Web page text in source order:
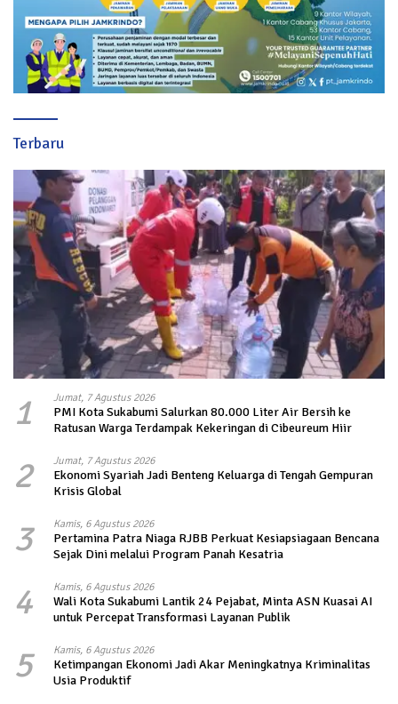
Terbaru
1 Jumat, 7 Agustus 2026
PMI Kota Sukabumi Salurkan 80.000 Liter Air Bersih ke
Ratusan Warga Terdampak Kekeringan di Cibeureum Hiir
2 Jumat, 7 Agustus 2026
Ekonomi Syariah Jadi Benteng Keluarga di Tengah Gempuran
Krisis Global
3 Kamis, 6 Agustus 2026
Pertamina Patra Niaga RJBB Perkuat Kesiapsiagaan Bencana
Sejak Dini melalui Program Panah Kesatria
4 Kamis, 6 Agustus 2026
Wali Kota Sukabumi Lantik 24 Pejabat, Minta ASN Kuasai AI
untuk Percepat Transformasi Layanan Publik
5 Kamis, 6 Agustus 2026
Ketimpangan Ekonomi Jadi Akar Meningkatnya Kriminalitas
Usia Produktif